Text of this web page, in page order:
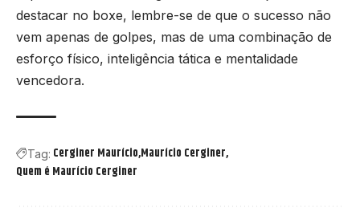
destacar no boxe, lembre-se de que o sucesso não
vem apenas de golpes, mas de uma combinação de
esforço físico, inteligência tática e mentalidade
vencedora.
Tag: Cerginer Maurício Maurício Cerginer
Quem é Maurício Cerginer